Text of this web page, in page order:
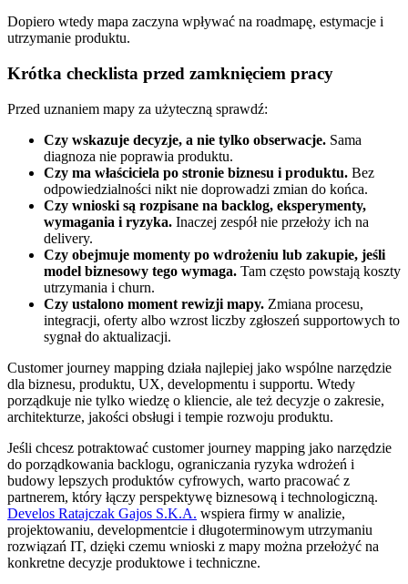
Dopiero wtedy mapa zaczyna wpływać na roadmapę, estymacje i
utrzymanie produktu.
Krótka checklista przed zamknięciem pracy
Przed uznaniem mapy za użyteczną sprawdź:
Czy wskazuje decyzje, a nie tylko obserwacje. Sama
diagnoza nie poprawia produktu.
Czy ma właściciela po stronie biznesu i produktu. Bez
odpowiedzialności nikt nie doprowadzi zmian do końca.
Czy wnioski są rozpisane na backlog, eksperymenty,
wymagania i ryzyka. Inaczej zespół nie przełoży ich na
delivery.
Czy obejmuje momenty po wdrożeniu lub zakupie, jeśli
model biznesowy tego wymaga. Tam często powstają koszty
utrzymania i churn.
Czy ustalono moment rewizji mapy. Zmiana procesu,
integracji, oferty albo wzrost liczby zgłoszeń supportowych to
sygnał do aktualizacji.
Customer journey mapping działa najlepiej jako wspólne narzędzie
dla biznesu, produktu, UX, developmentu i supportu. Wtedy
porządkuje nie tylko wiedzę o kliencie, ale też decyzje o zakresie,
architekturze, jakości obsługi i tempie rozwoju produktu.
Jeśli chcesz potraktować customer journey mapping jako narzędzie
do porządkowania backlogu, ograniczania ryzyka wdrożeń i
budowy lepszych produktów cyfrowych, warto pracować z
partnerem, który łączy perspektywę biznesową i technologiczną.
Develos Ratajczak Gajos S.K.A. wspiera firmy w analizie,
projektowaniu, developmentcie i długoterminowym utrzymaniu
rozwiązań IT, dzięki czemu wnioski z mapy można przełożyć na
konkretne decyzje produktowe i techniczne.